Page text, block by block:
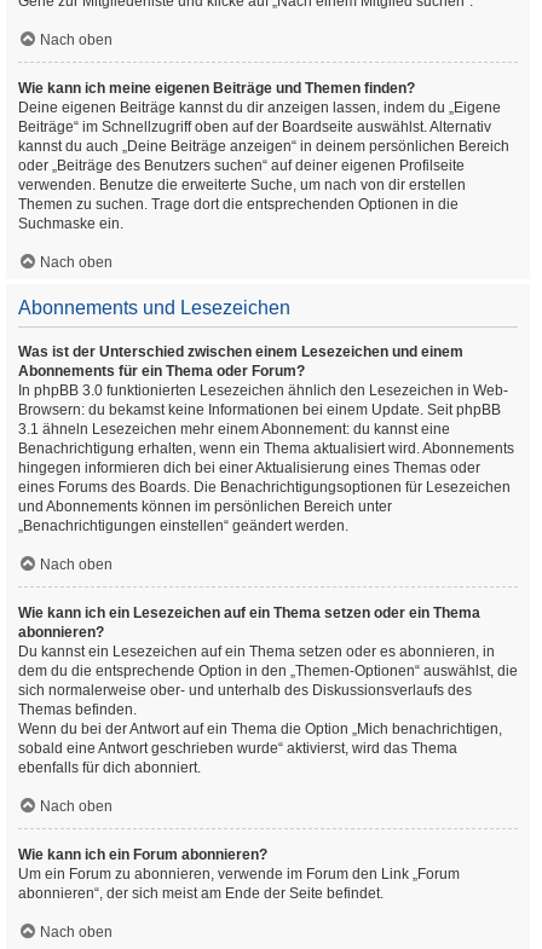
Nach oben
Wie kann ich meine eigenen Beiträge und Themen finden?
Deine eigenen Beiträge kannst du dir anzeigen lassen, indem du „Eigene
Beiträge“ im Schnellzugriff oben auf der Boardseite auswählst. Alternativ
kannst du auch „Deine Beiträge anzeigen“ in deinem persönlichen Bereich
oder „Beiträge des Benutzers suchen“ auf deiner eigenen Profilseite
verwenden. Benutze die erweiterte Suche, um nach von dir erstellen
Themen zu suchen. Trage dort die entsprechenden Optionen in die
Suchmaske ein.
Nach oben
Abonnements und Lesezeichen
Was ist der Unterschied zwischen einem Lesezeichen und einem
Abonnements für ein Thema oder Forum?
In phpBB 3.0 funktionierten Lesezeichen ähnlich den Lesezeichen in Web-
Browsern: du bekamst keine Informationen bei einem Update. Seit phpBB
3.1 ähneln Lesezeichen mehr einem Abonnement: du kannst eine
Benachrichtigung erhalten, wenn ein Thema aktualisiert wird. Abonnements
hingegen informieren dich bei einer Aktualisierung eines Themas oder
eines Forums des Boards. Die Benachrichtigungsoptionen für Lesezeichen
und Abonnements können im persönlichen Bereich unter
„Benachrichtigungen einstellen“ geändert werden.
Nach oben
Wie kann ich ein Lesezeichen auf ein Thema setzen oder ein Thema
abonnieren?
Du kannst ein Lesezeichen auf ein Thema setzen oder es abonnieren, in
dem du die entsprechende Option in den „Themen-Optionen“ auswählst, die
sich normalerweise ober- und unterhalb des Diskussionsverlaufs des
Themas befinden.
Wenn du bei der Antwort auf ein Thema die Option „Mich benachrichtigen,
sobald eine Antwort geschrieben wurde“ aktivierst, wird das Thema
ebenfalls für dich abonniert.
Nach oben
Wie kann ich ein Forum abonnieren?
Um ein Forum zu abonnieren, verwende im Forum den Link „Forum
abonnieren“, der sich meist am Ende der Seite befindet.
Nach oben